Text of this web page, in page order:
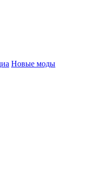
Новые моды